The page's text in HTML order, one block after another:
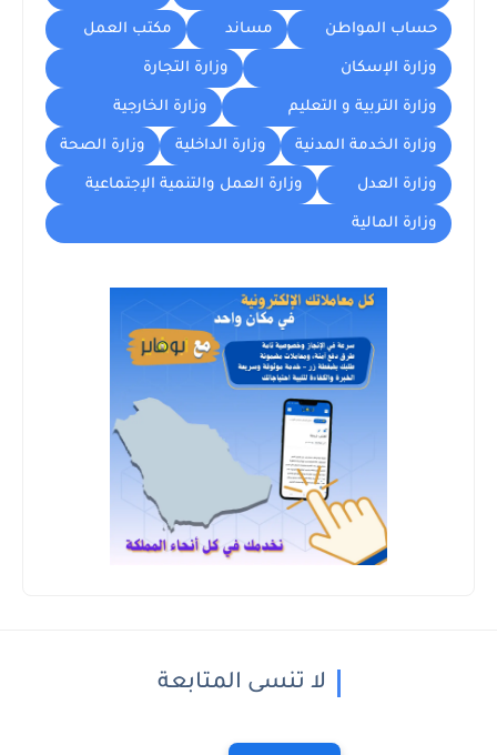
حساب المواطن مساند مكتب العمل
وزارة الإسكان وزارة التجارة
وزارة التربية و التعليم وزارة الخارجية
وزارة الخدمة المدنية وزارة الداخلية وزارة الصحة
وزارة العدل وزارة العمل والتنمية الإجتماعية
وزارة المالية
لا تنسى المتابعة